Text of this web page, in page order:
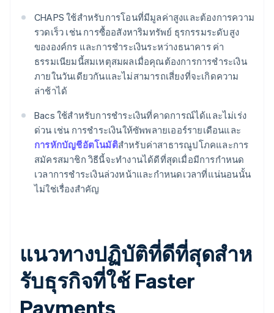
CHAPS ใช้สําหรับการโอนที่มีมูลค่าสูงและต้องการความ
รวดเร็ว เช่น การซื้ออสังหาริมทรัพย์ ธุรกรรมระดับสูง
ขององค์กร และการชําระเงินระหว่างธนาคาร ค่า
ธรรมเนียมนี้สมเหตุสมผลเมื่อคุณต้องการการชําระเงิน
ภายในวันเดียวกันและไม่สามารถเสี่ยงที่จะเกิดความ
ล่าช้าได้
Bacs ใช้สําหรับการชําระเงินที่คาดการณ์ได้และไม่เร่ง
ด่วน เช่น การชําระเงินให้ซัพพลายเออร์รายเดือนและ
การหักบัญชีอัตโนมัติสําหรับค่าสาธารณูปโภคและการ
สมัครสมาชิก วิธีนี้จะทํางานได้ดีที่สุดเมื่อมีการกําหนด
เวลาการชําระเงินล่วงหน้าและกําหนดเวลาที่แน่นอนนั้น
ไม่ใช่เรื่องสำคัญ
แนวทางปฏิบัติที่ดีที่สุดสําห
รับธุรกิจที่ใช้ Faster
Payments